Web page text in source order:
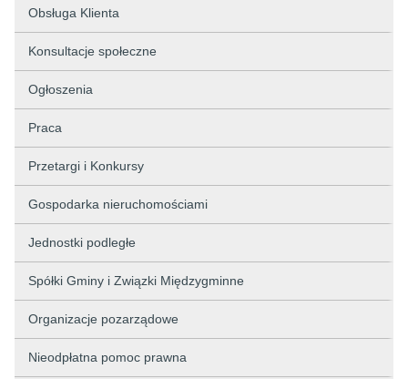
Obsługa Klienta
Konsultacje społeczne
Ogłoszenia
Praca
Przetargi i Konkursy
Gospodarka nieruchomościami
Jednostki podległe
Spółki Gminy i Związki Międzygminne
Organizacje pozarządowe
Nieodpłatna pomoc prawna